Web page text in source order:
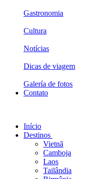
Gastronomia
Cultura
Notícias
Dicas de viagem
Galería de fotos
Contato
Início
Destinos
Vietnã
Camboja
Laos
Tailândia